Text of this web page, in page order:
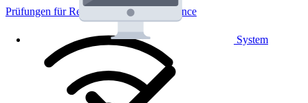
System
Prüfungen für Regulatorik und Performance